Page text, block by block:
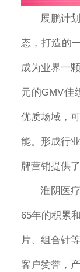
展鹏计
态，打造的
成为业界一
元的GMV佳
优质场域，
能。形成行
牌营销提供了
淮阴医
65年的积累
片、组合针
客户赞誉，